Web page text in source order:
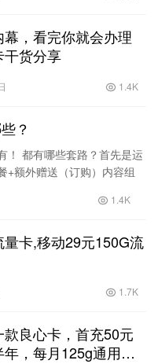
，看完你就会办理
干货分享
1.4K
？
！ 都有哪些套路？首先是运
+额外赠送（订购）内容组
1.4K
卡,移动29元150G流
1.7K
良心卡，首充50元
，每月125g通用流